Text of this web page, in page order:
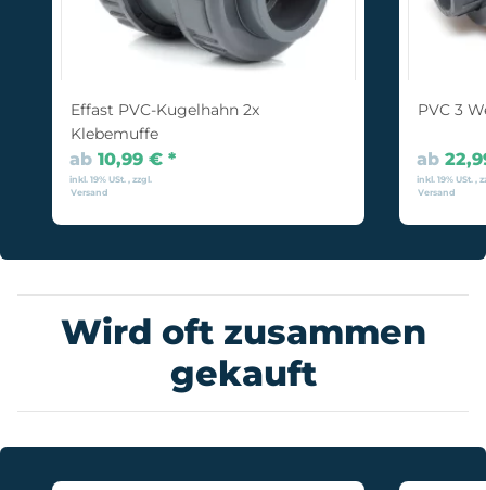
Effast PVC-Kugelhahn 2x
Klebemuffe
ab 10,99 € *
inkl. 19% USt. , zzgl.
Versand
PVC 3
ab
inkl. 19% USt. ,
Versand
Wird oft zusammen
gekauft